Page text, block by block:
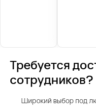
Требуется
сотрудников?
Широкий выбор под